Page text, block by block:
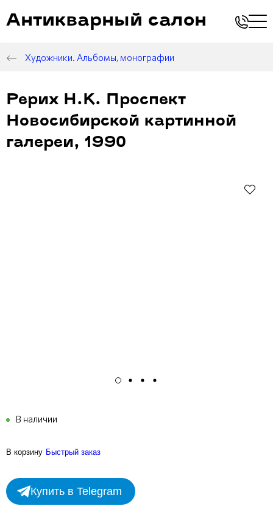
Антикварный салон
Художники. Альбомы, монографии
Рерих Н.К. Проспект
Новосибирской картинной
галереи, 1990
В наличии
В корзину Быстрый заказ
Купить в Telegram